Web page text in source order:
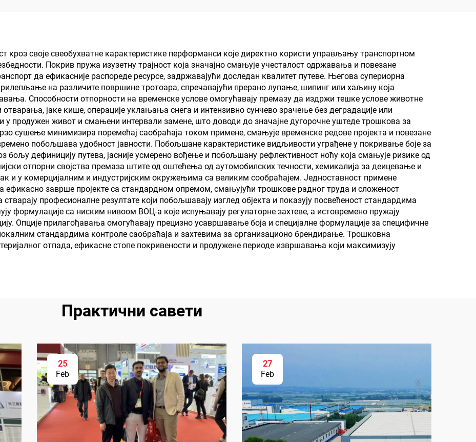
премазима или у
сценаријама
који захтевају
хидрофобна и
својства
кров, солар, спољни
зид, унутрашњи зид,
преградну зид,
спаваћу собу, састанак
и учионицу, КТВ, по
кроз своје свеобухватне карактеристике перформанси које директно користи управљању транспортном
Покрив пружа изузетну трајност која значајно смањује учесталост одржавања и повезане
да ефикасније распореде ресурсе, задржавајући доследан квалитет путеве. Његова супериорна
на различите површине тротоара, спречавајући прерано лупање, шипинг или хаљину која
Способности отпорности на временске услове омогућавају премазу да издржи тешке услове животне
јаке кише, операције уклањања снега и интензивно сунчево зрачење без деградације или
продужен живот и смањени интервали замене, што доводи до значајне дугорочне уштеде трошкова за
сушење минимизира поремећај саобраћаја током примене, смањује временске редове пројекта и повезане
побољшава удобност јавности. Побољшане карактеристике видљивости уграђене у покривање боје за
бољу дефиницију путева, јасније усмерено вођење и побољшану рефлективност ноћу која смањује ризике од
отпорни својства премаза штите од оштећења од аутомобилских течности, хемикалија за деицевање и
и у комерцијалним и индустријским окружењима са великим сообраћајем. Једноставност примене
заврше пројекте са стандардном опремом, смањујући трошкове радног труда и сложеност
професионалне резултате који побољшавају изглед објекта и показују посвећеност стандардима
формулације са ниским нивоом ВОЦ-а које испуњавају регулаторне захтеве, а истовремено пружају
Опције прилагођавања омогућавају прецизно усавршавање боја и специјалне формулације за специфичне
стандардима контроле саобраћаја и захтевима за организационо брендирање. Трошковна
отпада, ефикасне стопе покривености и продужене периоде извршавања који максимизују
Практични савети
25
Feb
27
Feb